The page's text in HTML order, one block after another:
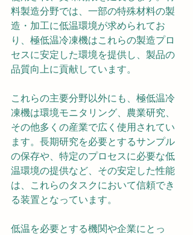
料製造分野では、一部の特殊材料の製
造・加工に低温環境が求められてお
り、極低温冷凍機はこれらの製造プロ
セスに安定した環境を提供し、製品の
品質向上に貢献しています。
これらの主要分野以外にも、極低温冷
凍機は環境モニタリング、農業研究、
その他多くの産業で広く使用されてい
ます。長期研究を必要とするサンプル
の保存や、特定のプロセスに必要な低
温環境の提供など、その安定した性能
は、これらのタスクにおいて信頼でき
る装置となっています。
低温を必要とする機関や企業にとっ